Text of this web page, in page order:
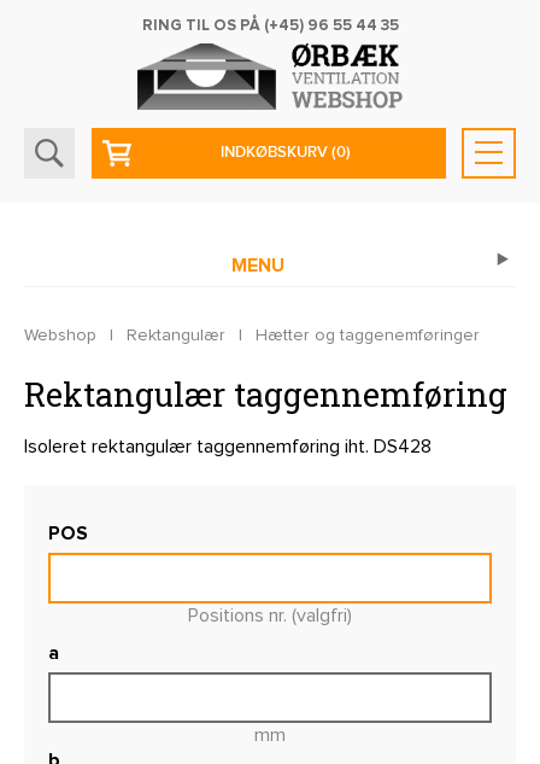
RING TIL OS PÅ (+45) 96 55 44 35
INDKØBSKURV(0)
MENU
Webshop | Rektangulær | Hætter og taggenemføringer
Rektangulær taggennemføring
Isoleret rektangulær taggennemføring iht. DS428
POS
Positions nr. (valgfri)
a
mm
b